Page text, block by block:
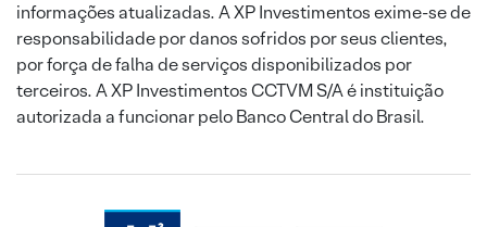
informações atualizadas. A XP Investimentos exime-se de
responsabilidade por danos sofridos por seus clientes,
por força de falha de serviços disponibilizados por
terceiros. A XP Investimentos CCTVM S/A é instituição
autorizada a funcionar pelo Banco Central do Brasil.